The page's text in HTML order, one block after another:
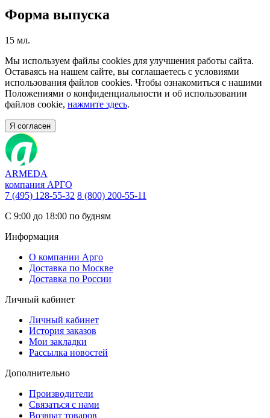
Форма выпуска
15 мл.
Мы используем файлы cookies для улучшения работы сайта.
Оставаясь на нашем сайте, вы соглашаетесь с условиями
использования файлов cookies. Чтобы ознакомиться с нашими
Положениями о конфиденциальности и об использовании
файлов cookie, нажмите здесь.
Я согласен
ARMEDA
компания АРГО
7 (495) 128-55-32 8 (800) 200-55-11
С 9:00 до 18:00 по будням
Информация
О компании Арго
Доставка по Москве
Доставка по России
Личный кабинет
Личный кабинет
История заказов
Мои закладки
Рассылка новостей
Дополнительно
Производители
Связаться с нами
Возврат товаров